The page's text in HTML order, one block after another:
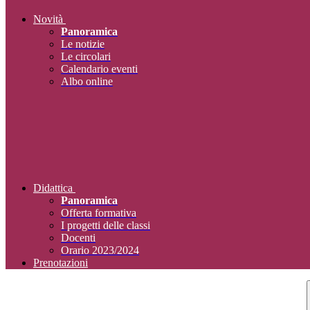
Novità
Panoramica
Le notizie
Le circolari
Calendario eventi
Albo online
Didattica
Panoramica
Offerta formativa
I progetti delle classi
Docenti
Orario 2023/2024
Prenotazioni